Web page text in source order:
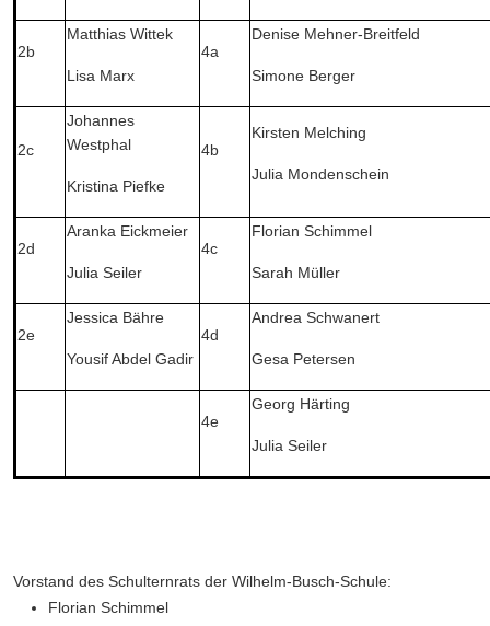
2b
Matthias Wittek
Lisa Marx
4a
Denise Mehner-Breitfeld
Simone Berger
2c
Johannes
Westphal
Kristina Piefke
4b
Kirsten Melching
Julia Mondenschein
2d
Aranka Eickmeier
Julia Seiler
4c
Florian Schimmel
Sarah Müller
2e
Jessica Bähre
Yousif Abdel Gadir
4d
Andrea Schwanert
Gesa Petersen
4e
Georg Härting
Julia Seiler
Vorstand des Schulternrats der Wilhelm-Busch-Schule:
Florian Schimmel